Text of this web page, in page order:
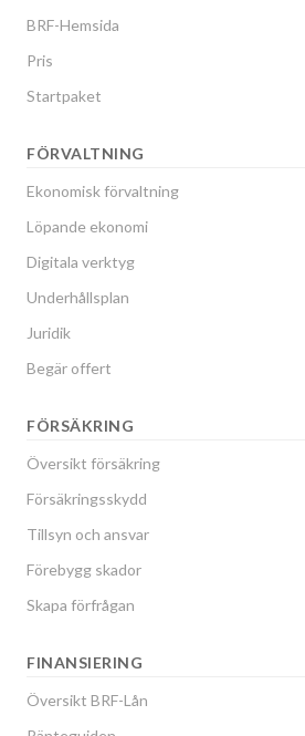
BRF-Hemsida
Pris
Startpaket
FÖRVALTNING
Ekonomisk förvaltning
Löpande ekonomi
Digitala verktyg
Underhållsplan
Juridik
Begär offert
FÖRSÄKRING
Översikt försäkring
Försäkringsskydd
Tillsyn och ansvar
Förebygg skador
Skapa förfrågan
FINANSIERING
Översikt BRF-Lån